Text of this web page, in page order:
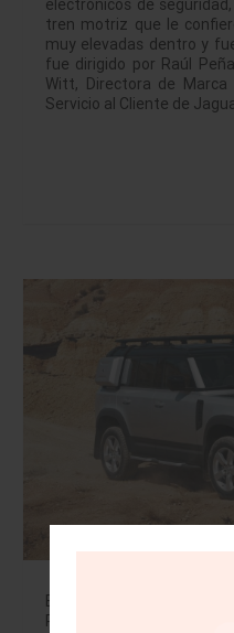
electrónicos de
tren motriz que le
muy elevadas dentro y
fue dirigido por Raúl
Witt, Directora de
Servicio al Cliente de
Land Rover
En la presentación de
Rover Defender